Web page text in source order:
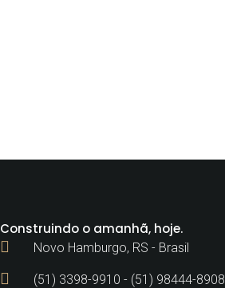
Construindo o amanhã, hoje.
Novo Hamburgo, RS - Brasil
(51) 3398-9910 - (51) 98444-8908